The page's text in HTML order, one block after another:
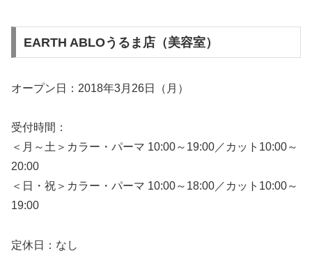
EARTH ABLOうるま店（美容室）
オープン日：2018年3月26日（月）
受付時間：
＜月～土＞カラー・パーマ 10:00～19:00／カット10:00～
20:00
＜日・祝＞カラー・パーマ 10:00～18:00／カット10:00～
19:00
定休日：なし